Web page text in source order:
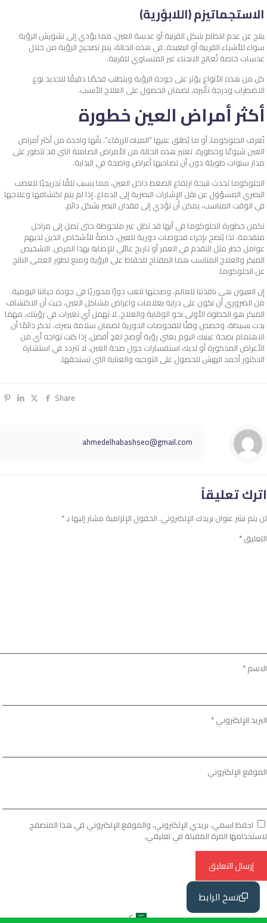
نسخ الرابط
الاستجماتيزم (اللابؤرية)
ينتج عن عدم انتظام شكل القرنية أو عدسة العين، مما يؤدي إلى تشويش الرؤية
سواء للأشياء القريبة أو البعيدة. في هذه الحالة، يتم تصحيح الرؤية من خلال
عدسات خاصة تُعالج الانحناء غير المتساوي للقرنية.
كل من هذه الأنواع يؤثر على جودة الرؤية ويتطلب فحصًا دقيقًا لتحديد نوع
الاضطراب ودرجة تأثيره، لضمان الحصول على العلاج الأنسب.
أكثر أمراض العين خطورة
تُعرف الجلوكوما، أو ما يُطلق عليها “المياه الزرقاء”، بأنها واحدة من أكثر أمراض
العين شيوعًا وخطورة. تعتبر هذه الحالة من الأمراض الصامتة التي قد تتطور على
مدار سنوات طويلة دون أن تصاحبها أعراض واضحة في البداية.
الجلوكوما تحدث نتيجة ارتفاع الضغط داخل العين، مما يسبب تلفًا تدريجيًا للعصب
البصري المسؤول عن نقل الإشارات البصرية إلى الدماغ. إذا لم يتم اكتشافها وعلاجها
في الوقت المناسب، يمكن أن تؤدي إلى فقدان البصر بشكل دائم.
تكمن خطورة الجلوكوما في أنها قد تظل غير ملحوظة حتى تصل إلى مراحل
متقدمة، لذا يُنصح بإجراء فحوصات دورية للعين، خاصةً للأشخاص الذين لديهم
عوامل خطر مثل التقدم في العمر أو تاريخ عائلي للإصابة بهذا المرض. التشخيص
المبكر والعلاج المناسب هما المفتاح للحفاظ على الرؤية ومنع تطور العمى الناتج
عن الجلوكوما.
إن العيون هي نافذتنا للعالم، وصحتها تلعب دورًا محوريًا في جودة حياتنا اليومية.
من الضروري أن نكون على دراية بعلامات واعراض مشاكل العين، حيث أن الاكتشاف
المبكر هو الخطوة الأولى نحو الوقاية والعلاج. لا تهمل أي تغيرات في رؤيتك، مهما
بدت بسيطة، وخصص وقتًا للفحوصات الدورية لضمان سلامة بصرك. تذكر دائمًا أن
الاهتمام بصحة عينيك اليوم يعني رؤية أوضح لغدٍ أفضل. إذا كنت تواجه أي من
الأعراض المذكورة أو لديك استفسارات حول صحة العين، لا تتردد في استشارة
الدكتور أحمد الهبش للحصول على التوجيه والعناية التي تستحقها.
Share
ahmedelhabashseo@gmail.com
اترك تعليقاً
لن يتم نشر عنوان بريدك الإلكتروني. الحقول الإلزامية مشار إليها بـ*
التعليق*
الاسم*
البريد الإلكتروني*
الموقع الإلكتروني
احفظ اسمي، بريدي الإلكتروني، والموقع الإلكتروني في هذا المتصفح
لاستخدامها المرة المقبلة في تعليقي.
ع